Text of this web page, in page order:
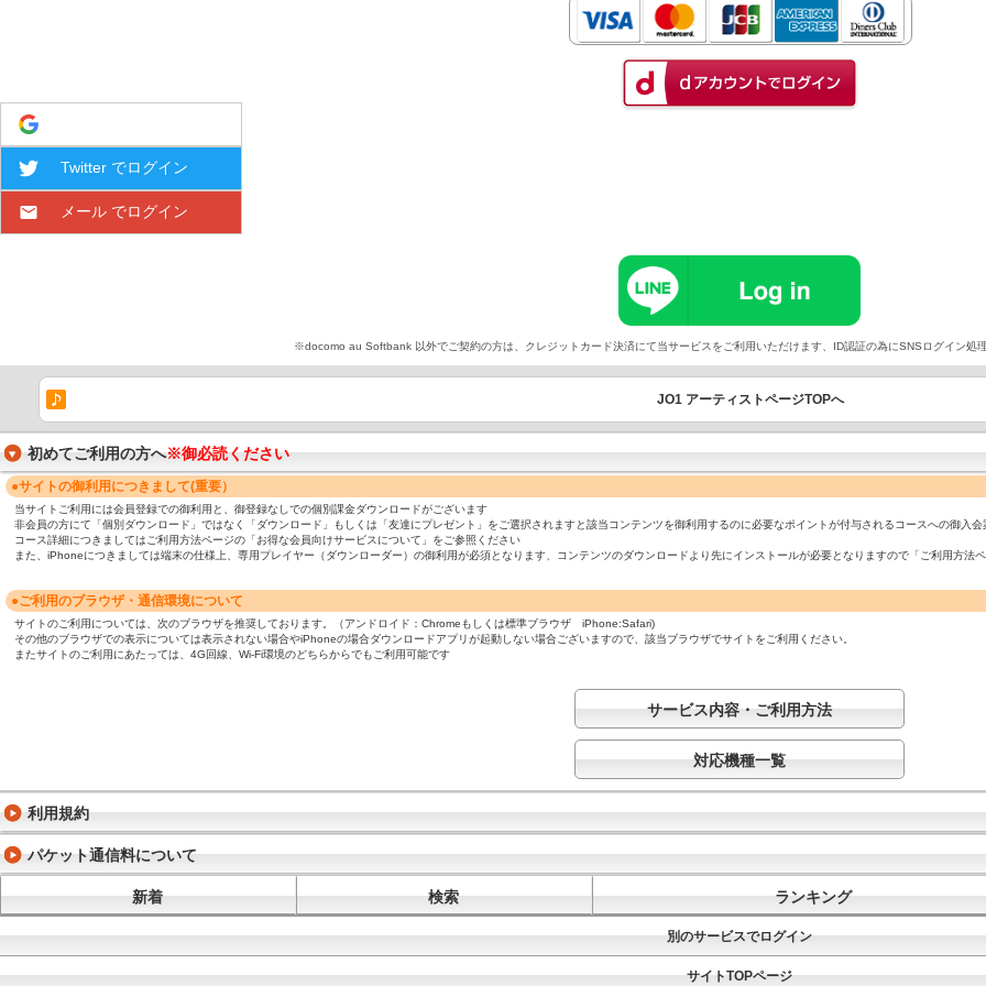
Twitter でログイン
メール でログイン
※docomo au Softbank 以外でご契約の方は、クレジットカード決済にて当サービスをご利用いただけます、ID認証の為にSNSログイン処
JO1 アーティストページTOPへ
初めてご利用の方へ※御必読ください
●サイトの御利用につきまして(重要）
当サイトご利用には会員登録での御利用と、御登録なしでの個別課金ダウンロードがございます
非会員の方にて「個別ダウンロード」ではなく「ダウンロード」もしくは「友達にプレゼント」をご選択されますと該当コンテンツを御利用するのに必要なポイントが付与されるコースへの御入会
コース詳細につきましてはご利用方法ページの「お得な会員向けサービスについて」をご参照ください
また、iPhoneにつきましては端末の仕様上、専用プレイヤー（ダウンローダー）の御利用が必須となります、コンテンツのダウンロードより先にインストールが必要となりますので「ご利用方法
●ご利用のブラウザ・通信環境について
サイトのご利用については、次のブラウザを推奨しております。（アンドロイド：Chromeもしくは標準ブラウザ iPhone:Safari)
その他のブラウザでの表示については表示されない場合やiPhoneの場合ダウンロードアプリが起動しない場合ございますので、該当ブラウザでサイトをご利用ください。
またサイトのご利用にあたっては、4G回線、Wi-Fi環境のどちらからでもご利用可能です
サービス内容・ご利用方法
対応機種一覧
利用規約
パケット通信料について
新着 検索 ランキング
別のサービスでログイン
サイトTOPページ